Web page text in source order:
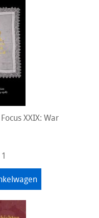
XXIX: War